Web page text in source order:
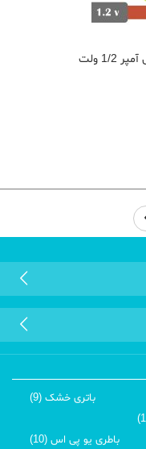
باتری خشک (9)
باطری یو پی اس (10)